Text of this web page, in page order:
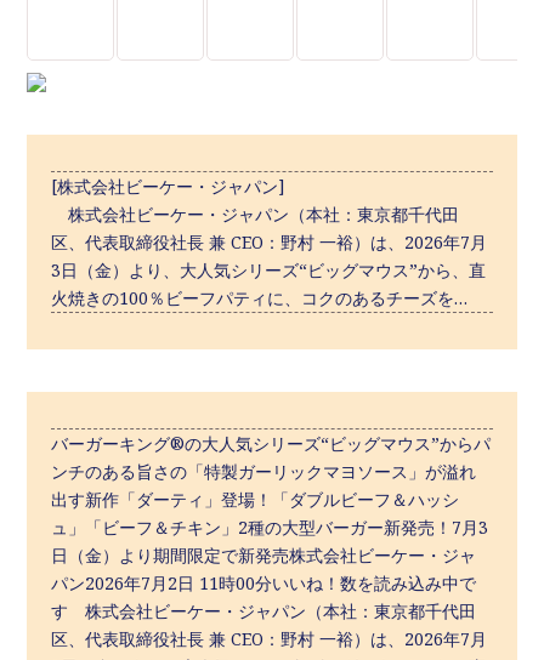
[株式会社ビーケー・ジャパン]
株式会社ビーケー・ジャパン（本社：東京都千代田
区、代表取締役社長 兼 CEO：野村 一裕）は、2026年7月
3日（金）より、大人気シリーズ“ビッグマウス”から、直
火焼きの100％ビーフパティに、コクのあるチーズを…
バーガーキング®の大人気シリーズ“ビッグマウス”からパ
ンチのある旨さの「特製ガーリックマヨソース」が溢れ
出す新作「ダーティ」登場！「ダブルビーフ＆ハッシ
ュ」「ビーフ＆チキン」2種の大型バーガー新発売！7月3
日（金）より期間限定で新発売株式会社ビーケー・ジャ
パン2026年7月2日 11時00分いいね！数を読み込み中で
す 株式会社ビーケー・ジャパン（本社：東京都千代田
区、代表取締役社長 兼 CEO：野村 一裕）は、2026年7月